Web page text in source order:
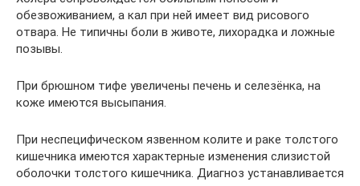
обезвоживанием, а кал при ней имеет вид рисового
отвара. Не типичны боли в животе, лихорадка и ложные
позывы.
При брюшном тифе увеличены печень и селезёнка, на
коже имеются высыпания.
При неспецифическом язвенном колите и раке толстого
кишечника имеются характерные изменения слизистой
оболочки толстого кишечника. Диагноз устанавливается